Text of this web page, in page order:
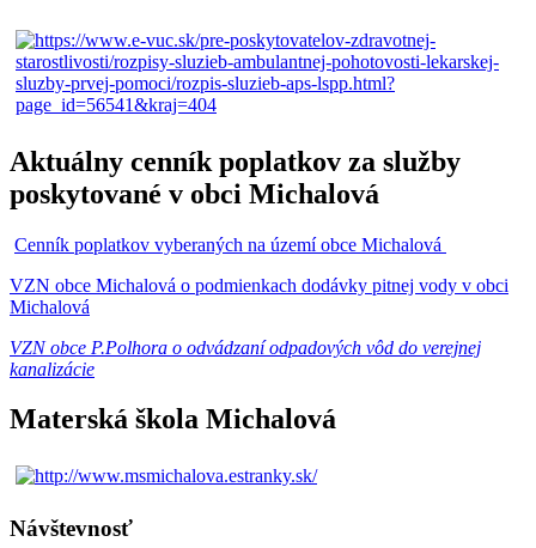
Aktuálny cenník poplatkov za služby
poskytované v obci Michalová
Cenník poplatkov vyberaných na území obce Michalová
VZN obce Michalová o podmienkach dodávky pitnej vody v obci
Michalová
VZN obce P.Polhora o odvádzaní odpadových vôd do verejnej
kanalizácie
Materská škola Michalová
Návštevnosť